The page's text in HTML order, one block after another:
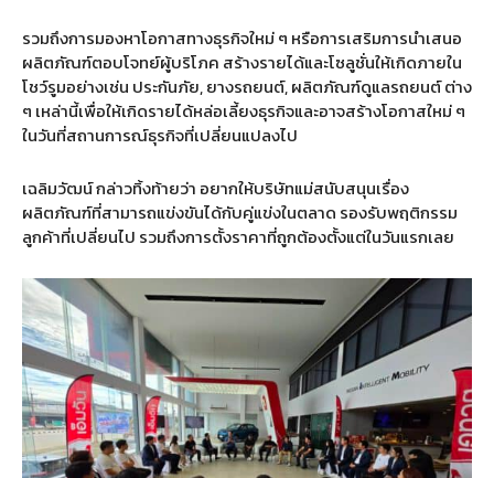
รวมถึงการมองหาโอกาสทางธุรกิจใหม่ ๆ หรือการเสริมการนำเสนอ
ผลิตภัณฑ์ตอบโจทย์ผู้บริโภค สร้างรายได้และโซลูชั่นให้เกิดภายใน
โชว์รูมอย่างเช่น ประกันภัย,ยางรถยนต์,ผลิตภัณฑ์ดูแลรถยนต์ ต่าง
ๆ เหล่านี้เพื่อให้เกิดรายได้หล่อเลี้ยงธุรกิจและอาจสร้างโอกาสใหม่ ๆ
ในวันที่สถานการณ์ธุรกิจที่เปลี่ยนแปลงไป
เฉลิมวัฒน์ กล่าวทิ้งท้ายว่า อยากให้บริษัทแม่สนับสนุนเรื่อง
ผลิตภัณฑ์ที่สามารถแข่งขันได้กับคู่แข่งในตลาด รองรับพฤติกรรม
ลูกค้าที่เปลี่ยนไป รวมถึงการตั้งราคาที่ถูกต้องตั้งแต่ในวันแรกเลย